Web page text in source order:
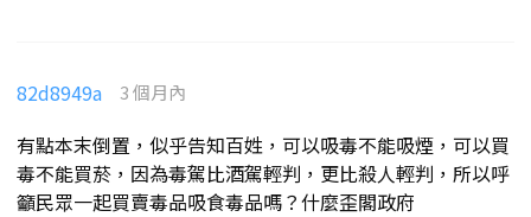
82d8949a 3 個月內
有點本末倒置，似乎告知百姓，可以吸毒不能吸煙，可以買
毒不能買菸，因為毒駕比酒駕輕判，更比殺人輕判，所以呼
籲民眾一起買賣毒品吸食毒品嗎？什麼歪閣政府